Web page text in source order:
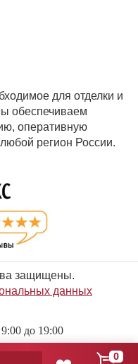
для отделки и
обеспечиваем
оперативную
регион России.
защищены.
данных
до 19:00
0